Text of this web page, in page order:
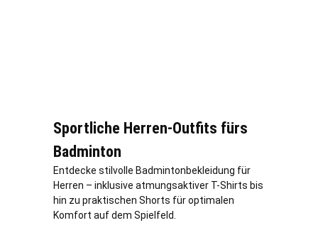
Sportliche Herren-Outfits fürs
Badminton
Entdecke stilvolle Badmintonbekleidung für
Herren – inklusive atmungsaktiver T-Shirts bis
hin zu praktischen Shorts für optimalen
Komfort auf dem Spielfeld.